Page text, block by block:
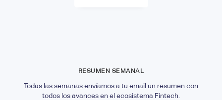
RESUMEN SEMANAL
Todas las semanas envíamos a tu email un resumen con
todos los avances en el ecosistema Fintech.